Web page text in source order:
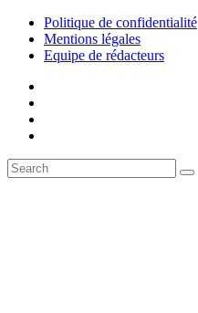
Politique de confidentialité
Mentions légales
Equipe de rédacteurs